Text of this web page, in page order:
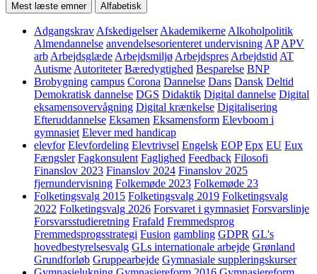
Mest læste emner Alfabetisk
Adgangskrav Afskedigelser Akademikerne Alkoholpolitik
Almendannelse anvendelsesorienteret undervisning AP APV
arb Arbejdsglæde Arbejdsmiljø Arbejdspres Arbejdstid AT
Autisme Autoriteter Bæredygtighed Besparelse BNP
Brobygning campus Corona Dannelse Dans Dansk Deltid
Demokratisk dannelse DGS Didaktik Digital dannelse Digital
eksamensovervågning Digital krænkelse Digitalisering
Efteruddannelse Eksamen Eksamensform Elevboom i
gymnasiet Elever med handicap
elevfor Elevfordeling Elevtrivsel Engelsk EOP Epx EU Eux
Fængsler Fagkonsulent Faglighed Feedback Filosofi
Finanslov 2023 Finanslov 2024 Finanslov 2025
fjernundervisning Folkemøde 2023 Folkemøde 23
Folketingsvalg 2015 Folketingsvalg 2019 Folketingsvalg
2022 Folketingsvalg 2026 Forsvaret i gymnasiet Forsvarslinje
Forsvarsstudieretning Frafald Fremmedsprog
Fremmedsprogsstrategi Fusion gambling GDPR GL's
hovedbestyrelsesvalg GLs internationale arbejde Grønland
Grundforløb Gruppearbejde Gymnasiale suppleringskurser